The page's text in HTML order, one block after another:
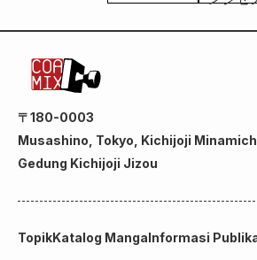
〒180-0003
Musashino, Tokyo, Kichijoji
Gedung Kichijoji Jizou
TopikKatalog MangaInformasi